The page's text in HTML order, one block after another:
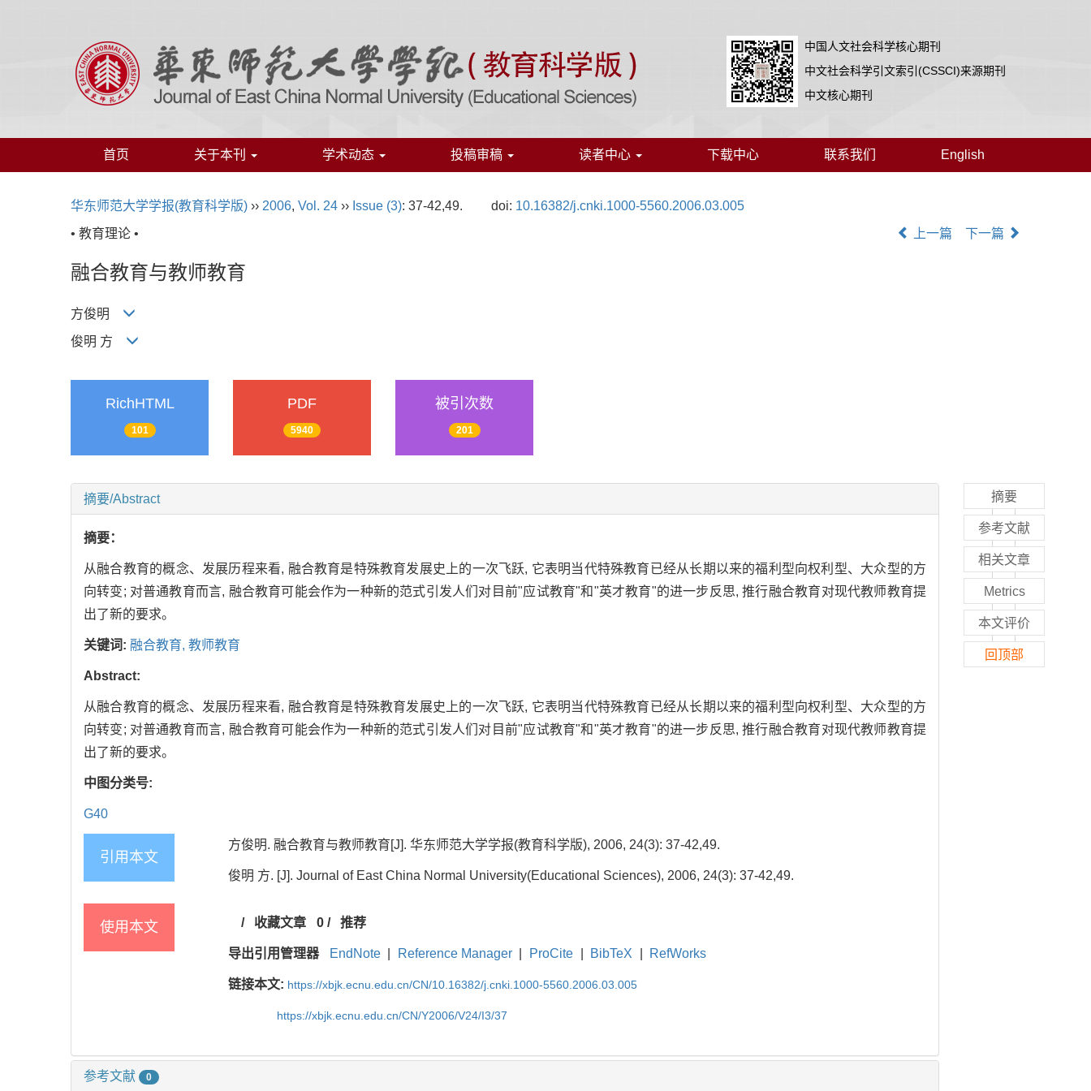
中国人文社会科学核心期刊
中文社会科学引文索引(CSSCI)来源期刊
中文核心期刊
首页 关于本刊 学术动态 投稿审稿 读者中心 下载中心 联系我们 English
华东师范大学学报(教育科学版) ›› 2006, Vol. 24 ›› Issue (3): 37-42,49. doi: 10.16382/j.cnki.1000-5560.2006.03.005
• 教育理论 •
上一篇 下一篇
融合教育与教师教育
方俊明
俊明 方
RichHTML
101
PDF
5940
被引次数
201
摘要/Abstract
摘要：
从融合教育的概念、发展历程来看, 融合教育是特殊教育发展史上的一次飞跃, 它表明当代特殊教育已经从长期以来的福利型向权利型、大众型的方
向转变; 对普通教育而言, 融合教育可能会作为一种新的范式引发人们对目前"应试教育"和"英才教育"的进一步反思, 推行融合教育对现代教师教育提
出了新的要求。
关键词: 融合教育, 教师教育
Abstract:
从融合教育的概念、发展历程来看, 融合教育是特殊教育发展史上的一次飞跃, 它表明当代特殊教育已经从长期以来的福利型向权利型、大众型的方
向转变; 对普通教育而言, 融合教育可能会作为一种新的范式引发人们对目前"应试教育"和"英才教育"的进一步反思, 推行融合教育对现代教师教育提
出了新的要求。
中图分类号:
G40
引用本文
方俊明. 融合教育与教师教育[J]. 华东师范大学学报(教育科学版), 2006, 24(3): 37-42,49.
俊明 方. [J]. Journal of East China Normal University(Educational Sciences), 2006, 24(3): 37-42,49.
使用本文 / 收藏文章 0/ 推荐
导出引用管理器 EndNote Reference Manager ProCite BibTeX RefWorks
链接本文: https://xbjk.ecnu.edu.cn/CN/10.16382/j.cnki.1000-5560.2006.03.005
https://xbjk.ecnu.edu.cn/CN/Y2006/V24/I3/37
参考文献 0
摘要
参考文献
相关文章
Metrics
本文评价
回顶部